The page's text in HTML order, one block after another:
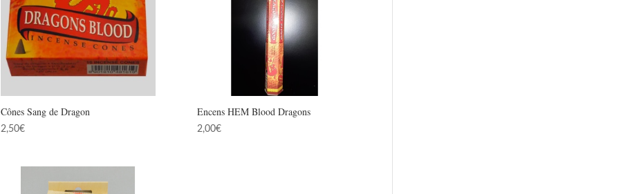
Cônes Sang de Dragon
2,50€
Encens HEM Blood Dragons
2,00€